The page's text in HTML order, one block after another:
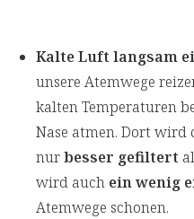
Kalte Luft langsam
unsere Atemwege
kalten Temperaturen
Nase atmen. Dort
nurbesser gefiltert
wird auch ein wenig
Atemwege schonen.